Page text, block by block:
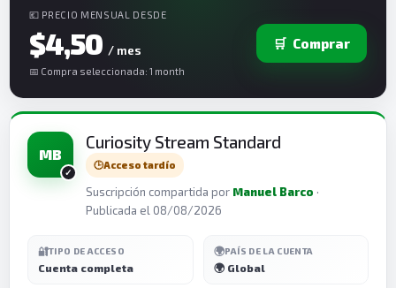
💶 PRECIO MENSUAL DESDE
$4,50 / mes
📅 Compra seleccionada: 1 month
🛒 Comprar
MB
Curiosity Stream Standard
🕒Acceso tardío
Suscripción compartida por Manuel Barco ·
Publicada el 08/08/2026
🔐TIPO DE ACCESO
Cuenta completa
🌍PAÍS DE LA CUENTA
🌍 Global